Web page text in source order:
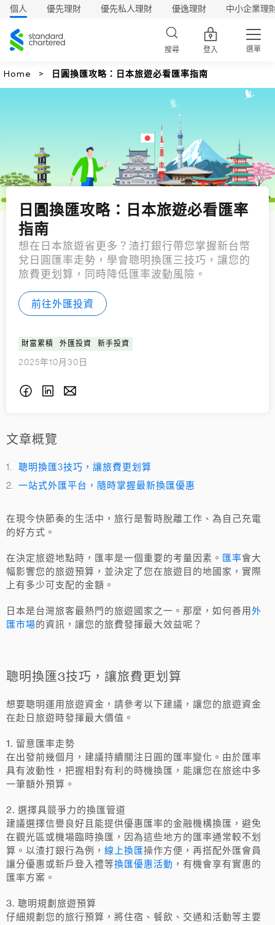
個人 優先理財 優先私人理財 優逸理財
中小企業理
渣
打
搜尋 登入 選單
Home 日圓換匯攻略：日本旅遊必看匯率指南
日圓換匯攻略：日本旅遊必看匯率
指南
想在日本旅遊省更多？渣打銀行帶您掌握新台幣
兌日圓匯率走勢，學會聰明換匯三技巧，讓您的
旅費更划算，同時降低匯率波動風險。
前往外匯投資
財富累積 外匯投資 新手投資
2025年10月30日
文章概覽
聰明換匯3技巧，讓旅費更划算
一站式外匯平台，隨時掌握最新換匯優惠
在現今快節奏的生活中，旅行是暫時脫離工作、為自己充電
的好方式。
在決定旅遊地點時，匯率是一個重要的考量因素。 匯率會大
幅影響您的旅遊預算，並決定了您在旅遊目的地國家，實際
上有多少可支配的金額。
日本是台灣旅客最熱門的旅遊國家之一。那麼，如何善用 外
匯市場的資訊，讓您的旅費發揮最大效益呢？
聰明換匯3技巧，讓旅費更划算
想要聰明運用旅遊資金，請參考以下建議，讓您的旅遊資金
在赴日旅遊時發揮最大價值。
1. 留意匯率走勢
在出發前幾個月，建議持續關注日圓的匯率變化。由於匯率
具有波動性，把握相對有利的時機換匯，能讓您在旅途中多
一筆額外預算。
2. 選擇具競爭力的換匯管道
建議選擇信譽良好且能提供優惠匯率的金融機構換匯，避免
在觀光區或機場臨時換匯，因為這些地方的匯率通常較不划
算。以渣打銀行為例， 線上換匯操作方便，再搭配外匯會員
讓分優惠或新戶登入禮等換匯優惠活動 ，有機會享有實惠的
匯率方案。
3. 聰明規劃旅遊預算
仔細規劃您的旅行預算，將住宿、餐飲、交通和活動等主要